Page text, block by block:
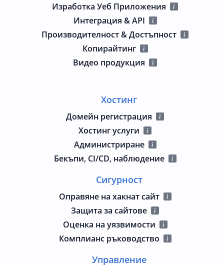
Изработка Уеб Приложения
Интеграция & API
Производителност & Достъпност
Копирайтинг
Видео продукция
Хостинг
Домейн регистрация
Хостинг услуги
Администриране
Бекъпи, CI/CD, наблюдение
Сигурност
Оправяне на хакнат сайт
Защита за сайтове
Оценка на уязвимости
Комплианс ръководство
Управление